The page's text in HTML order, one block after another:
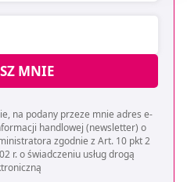
zgody na
funkcjonalności
MNIE
na podany przeze mnie adres e-
handlowej (newsletter) o
zgodnie z Art. 10 pkt 2
r. o świadczeniu usług drogą